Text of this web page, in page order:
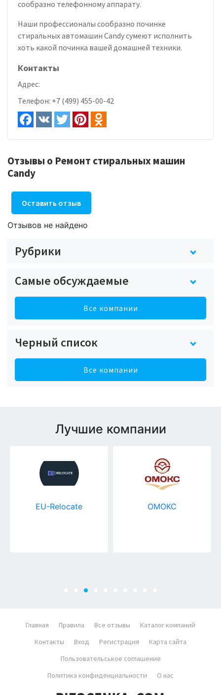
сообразно телефонному аппарату.
Наши профессионалы сообразно починке
стиральных автомашин Candy сумеют исполнить
хоть какой починка вашей домашней техники.
Контакты
Адрес:
Телефон: +7 (499) 455-00-42
Отзывы о Ремонт стиральных машин
Candy
Оставить отзыв
Отзывов не найдено
Рубрики
Самые обсуждаемые
Все компании
Черный список
Все компании
Лучшие компании
EU-Relocate ОМОКС
Главная Правила Все отзывы
Каталог компаний
Контакты
Вход Регистрация
Карта сайта
Пользовательськое соглашение
Политика конфиденциальности
О нас